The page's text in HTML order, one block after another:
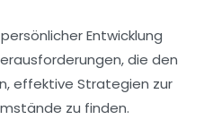
Entwicklung
die den
effektive Strategien zur
zu finden.